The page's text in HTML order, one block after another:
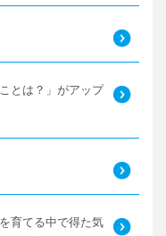
とは？」がアップ
育てる中で得た気